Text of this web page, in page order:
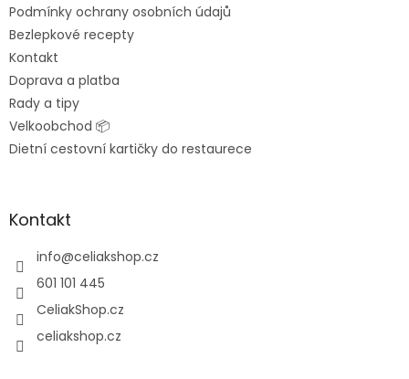
Podmínky ochrany osobních údajů
Bezlepkové recepty
Kontakt
Doprava a platba
Rady a tipy
Velkoobchod 📦
Dietní cestovní kartičky do restaurece
Kontakt
info@celiakshop.cz
601 101 445
CeliakShop.cz
celiakshop.cz